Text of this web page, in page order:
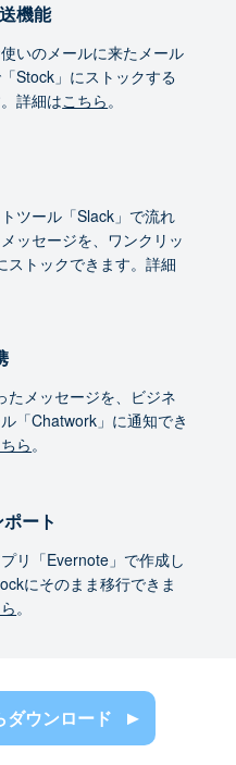
機能
いのメールに来たメール
Stock」にストックする
詳細はこちら。
ツール「Slack」で流れ
ッセージを、ワンクリッ
ストックできます。詳細
たメッセージを、ビジネ
「Chatwork」に通知でき
ら。
ート
リ「Evernote」で作成し
にそのまま移行できま
。
ウンロード